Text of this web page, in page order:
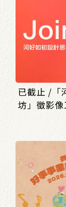
已截止 /「
坊」徵影